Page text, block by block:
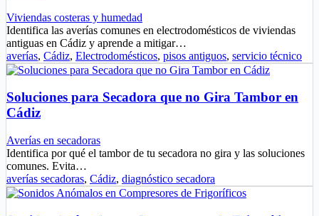
Viviendas costeras y humedad
Identifica las averías comunes en electrodomésticos de viviendas
antiguas en Cádiz y aprende a mitigar…
averías, Cádiz, Electrodomésticos, pisos antiguos, servicio técnico
Soluciones para Secadora que no Gira Tambor en
Cádiz
Averías en secadoras
Identifica por qué el tambor de tu secadora no gira y las soluciones
comunes. Evita…
averías secadoras, Cádiz, diagnóstico secadora